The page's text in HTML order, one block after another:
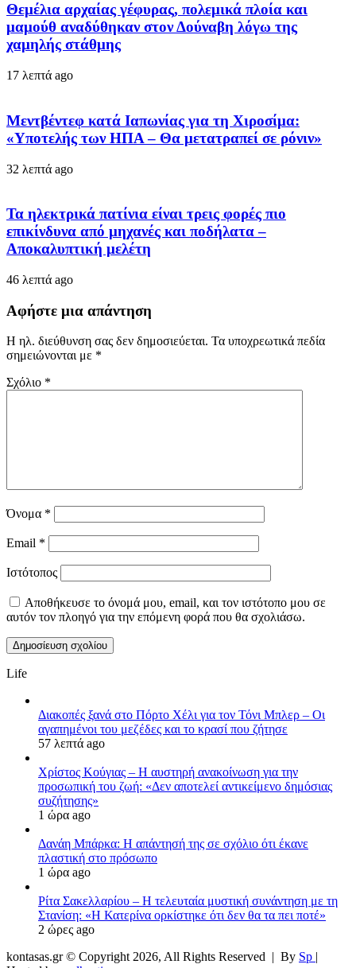
Θεμέλια αρχαίας γέφυρας, πολεμικά πλοία και
μαμούθ αναδύθηκαν στον Δούναβη λόγω της
χαμηλής στάθμης
17 λεπτά ago
Μεντβέντεφ κατά Ιαπωνίας για τη Χιροσίμα:
«Υποτελής των ΗΠΑ – Θα μετατραπεί σε ρόνιν»
32 λεπτά ago
Τα ηλεκτρικά πατίνια είναι τρεις φορές πιο
επικίνδυνα από μηχανές και ποδήλατα –
Αποκαλυπτική μελέτη
46 λεπτά ago
Αφήστε μια απάντηση
Η ηλ. διεύθυνση σας δεν δημοσιεύεται. Τα υποχρεωτικά πεδία
σημειώνονται με *
Σχόλιο *
Όνομα *
Email *
Ιστότοπος
Αποθήκευσε το όνομά μου, email, και τον ιστότοπο μου σε
αυτόν τον πλοηγό για την επόμενη φορά που θα σχολιάσω.
Life
Διακοπές ξανά στο Πόρτο Χέλι για τον Τόνι Μπλερ – Οι
αγαπημένοι του μεζέδες και το κρασί που ζήτησε
57 λεπτά ago
Χρίστος Κούγιας – Η αυστηρή ανακοίνωση για την
προσωπική του ζωή: «Δεν αποτελεί αντικείμενο δημόσιας
συζήτησης»
1 ώρα ago
Δανάη Μπάρκα: Η απάντησή της σε σχόλιο ότι έκανε
πλαστική στο πρόσωπο
1 ώρα ago
Ρίτα Σακελλαρίου – Η τελευταία μυστική συνάντηση με τη
Στανίση: «Η Κατερίνα ορκίστηκε ότι δεν θα τα πει ποτέ»
2 ώρες ago
kontasas.gr © Copyright 2026, All Rights Reserved | By Sp |